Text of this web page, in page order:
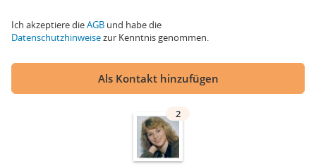
Ich akzeptiere dieAGB und habe die
Datenschutzhinweisezur Kenntnis genommen.
Als Kontakt hinzufügen
2